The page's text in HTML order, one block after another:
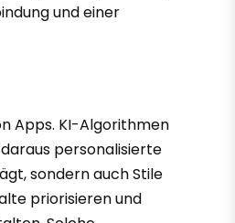
und einer
Apps. KI-Algorithmen
personalisierte
sondern auch Stile
priorisieren und